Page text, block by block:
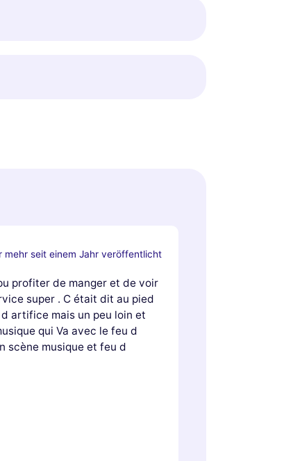
mehr seit einem Jahr veröffentlicht
profiter de manger et de voir
super . C était dit au pied
artifice mais un peu loin et
qui Va avec le feu d
scène musique et feu d